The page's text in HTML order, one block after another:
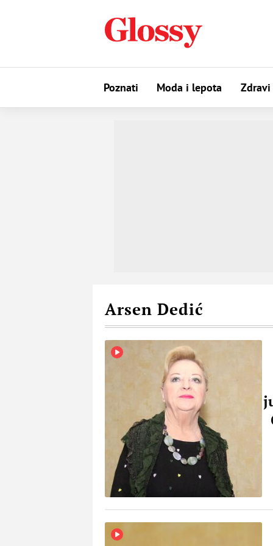
Poznati Moda i lepota
Arsen Dedić